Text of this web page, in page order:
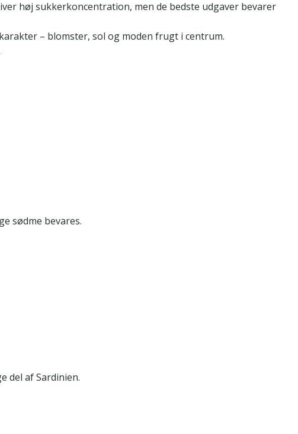
høj sukkerkoncentration, men de bedste udgaver bevarer
– blomster, sol og moden frugt i centrum.
sødme bevares.
del af Sardinien.